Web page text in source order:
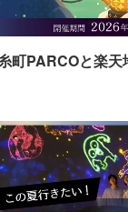
町PARCOと楽天